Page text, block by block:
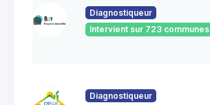
Diagnostiqueur
Intervient sur 723 communes
Diagnostiqueur